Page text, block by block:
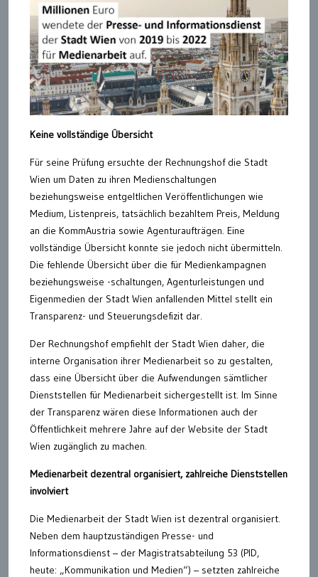
Keine vollständige Übersicht
Für seine Prüfung ersuchte der Rechnungshof die Stadt
Wien um Daten zu ihren Medienschaltungen
beziehungsweise entgeltlichen Veröffentlichungen wie
Medium, Listenpreis, tatsächlich bezahltem Preis, Meldung
an die KommAustria sowie Agenturaufträgen. Eine
vollständige Übersicht konnte sie jedoch nicht übermitteln.
Die fehlende Übersicht über die für Medienkampagnen
beziehungsweise -schaltungen, Agenturleistungen und
Eigenmedien der Stadt Wien anfallenden Mittel stellt ein
Transparenz- und Steuerungsdefizit dar.
Der Rechnungshof empfiehlt der Stadt Wien daher, die
interne Organisation ihrer Medienarbeit so zu gestalten,
dass eine Übersicht über die Aufwendungen sämtlicher
Dienststellen für Medienarbeit sichergestellt ist. Im Sinne
der Transparenz wären diese Informationen auch der
Öffentlichkeit mehrere Jahre auf der Website der Stadt
Wien zugänglich zu machen.
Medienarbeit dezentral organisiert, zahlreiche Dienststellen
involviert
Die Medienarbeit der Stadt Wien ist dezentral organisiert.
Neben dem hauptzuständigen Presse- und
Informationsdienst – der Magistratsabteilung 53 (PID,
heute: „Kommunikation und Medien“) – setzten zahlreiche